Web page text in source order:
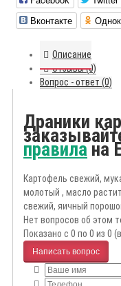
Вконтакте
Описание
Отзывы (0)
Вопрос - ответ (0)
Драники
правилана
Картофель свежий,
молотый , масло
свежий, яичный
Нет вопросов об этом
Показано с 0 по 0 из 0
Написать вопрос